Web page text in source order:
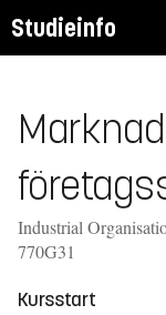
Studieinfo
Industrial
770G31
Kursstart